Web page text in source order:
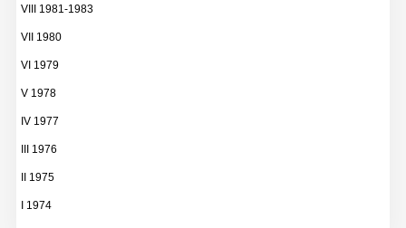
VIII 1981-1983
VII 1980
VI 1979
V 1978
IV 1977
III 1976
II 1975
I 1974